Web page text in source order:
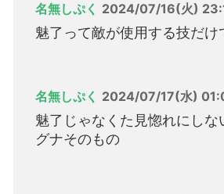
名無しぷく 2024/07/16(火)
魅了って敵が使用する技だけ
名無しぷく 2024/07/17(水)
魅了じゃなくた見惚れにしな
グナそのもの